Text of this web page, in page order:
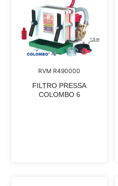
RVM R490000
FILTRO PRESSA
COLOMBO 6